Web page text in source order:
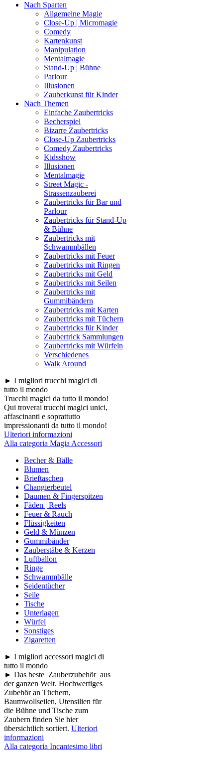
Nach Sparten
Allgemeine Magie
Close-Up | Micromagie
Comedy
Kartenkunst
Manipulation
Mentalmagie
Stand-Up | Bühne
Parlour
Illusionen
Zauberkunst für Kinder
Nach Themen
Einfache Zaubertricks
Becherspiel
Bizarre Zaubertricks
Close-Up Zaubertricks
Comedy Zaubertricks
Kidsshow
Illusionen
Mentalmagie
Street Magic -
Strassenzauberei
Zaubertricks für Bar und
Parlour
Zaubertricks für Stand-Up
& Bühne
Zaubertricks mit
Schwammbällen
Zaubertricks mit Feuer
Zaubertricks mit Ringen
Zaubertricks mit Geld
Zaubertricks mit Seilen
Zaubertricks mit
Gummibändern
Zaubertricks mit Karten
Zaubertricks mit Tüchern
Zaubertricks für Kinder
Zaubertrick Sammlungen
Zaubertricks mit Würfeln
Verschiedenes
Walk Around
► I migliori trucchi magici di
tutto il mondo
Trucchi magici da tutto il mondo!
Qui troverai trucchi magici unici,
affascinanti e soprattutto
impressionanti da tutto il mondo!
Ulteriori informazioni
Alla categoria Magia Accessori
Becher & Bälle
Blumen
Brieftaschen
Changierbeutel
Daumen & Fingerspitzen
Fäden | Reels
Feuer & Rauch
Flüssigkeiten
Geld & Münzen
Gummibänder
Zauberstäbe & Kerzen
Luftballon
Ringe
Schwammbälle
Seidentücher
Seile
Tische
Unterlagen
Würfel
Sonstiges
Zigaretten
► I migliori accessori magici di
tutto il mondo
► Das beste Zauberzubehör aus
der ganzen Welt. Hochwertiges
Zubehör an Tüchern,
Baumwollseilen, Utensilien für
die Bühne und Tische zum
Zaubern finden Sie hier
übersichtlich sortiert. Ulteriori
informazioni
Alla categoria Incantesimo libri